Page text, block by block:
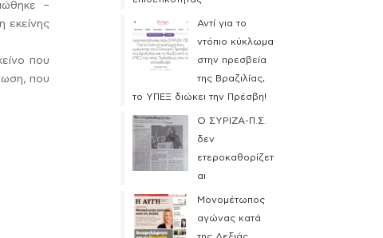
–
εκείνης
που
που
Αντί για το
ντόπιο κύκλωμα
στην πρεσβεία
της Βραζιλίας,
το ΥΠΕΞ διώκει την Πρέσβη!
Ο ΣΥΡΙΖΑ-Π.Σ.
δεν
ετεροκαθορίζετ
αι
Μονομέτωπος
αγώνας κατά